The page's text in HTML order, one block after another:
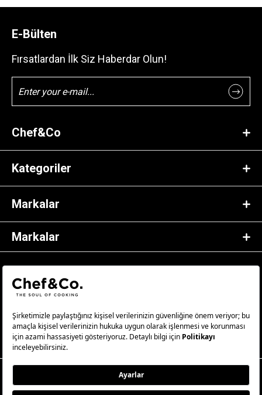
E-Bülten
Fırsatlardan İlk Siz Haberdar Olun!
Chef&Co
Kategoriler
Markalar
Markalar
© 2023 Chef&Co